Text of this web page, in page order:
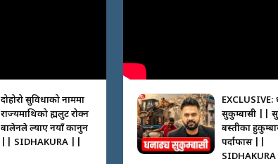
दोहोरो सुविधाको नाममा
राज्यमाथिको ब्रह्मलुट रोक्न
बालेनले ल्याए नयाँ कानुन
|| SIDHAKURA ||
EXCLUSIVE:
सुकुम्बासी ||
बस्तीका
पर्दाफास ||